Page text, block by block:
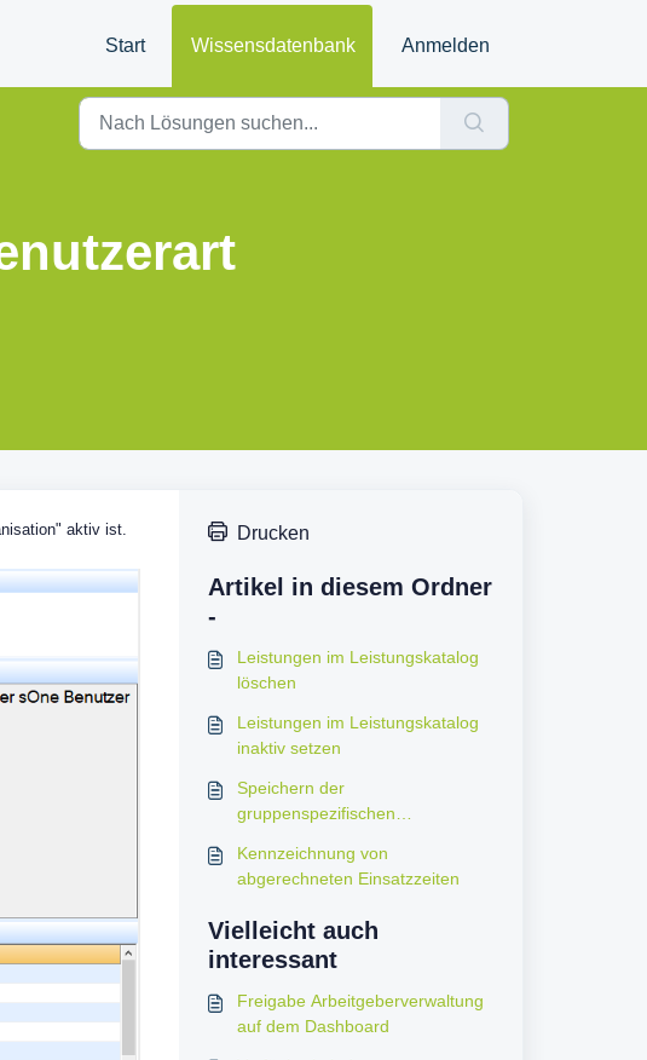
Start Wissensdatenbank Anmelden
aktiv ist. Drucken
Artikel in diesem Ordner
-
Leistungen im Leistungskatalog
löschen
Leistungen im Leistungskatalog
inaktiv setzen
Speichern der
gruppenspezifischen
Kennzeichnung von
abgerechneten Einsatzzeiten
Vielleicht auch
interessant
Freigabe Arbeitgeberverwaltung
auf dem Dashboard